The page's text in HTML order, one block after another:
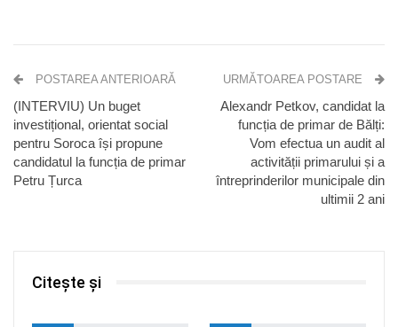
POSTAREA ANTERIOARĂ
(INTERVIU) Un buget
investițional, orientat social
pentru Soroca își propune
candidatul la funcția de primar
Petru Țurca
URMĂTOAREA POSTARE
Alexandr Petkov, candidat la
funcția de primar de Bălți:
Vom efectua un audit al
activității primarului și a
întreprinderilor municipale din
ultimii 2 ani
Citește și